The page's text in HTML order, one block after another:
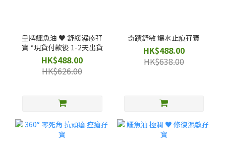
皇牌鱷魚油 ♥️ 舒緩濕疹孖
寶 *現貨付款後 1-2天出貨
HK$488.00
HK$626.00
奇蹟舒敏 爆水止痕孖寶
HK$488.00
HK$638.00